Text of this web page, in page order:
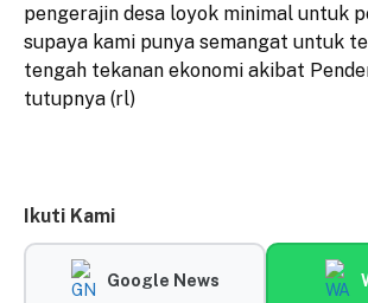
pengerajin desa loyok minimal untuk
supaya kami punya semangat untuk
tengah tekanan ekonomi akibat
tutupnya (rl)
Ikuti Kami
Google News